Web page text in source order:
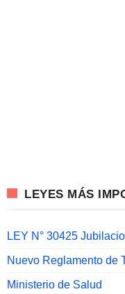
LEYES MÁS
LEY N° 30425
Nuevo Reglamento de
Ministerio de Salud